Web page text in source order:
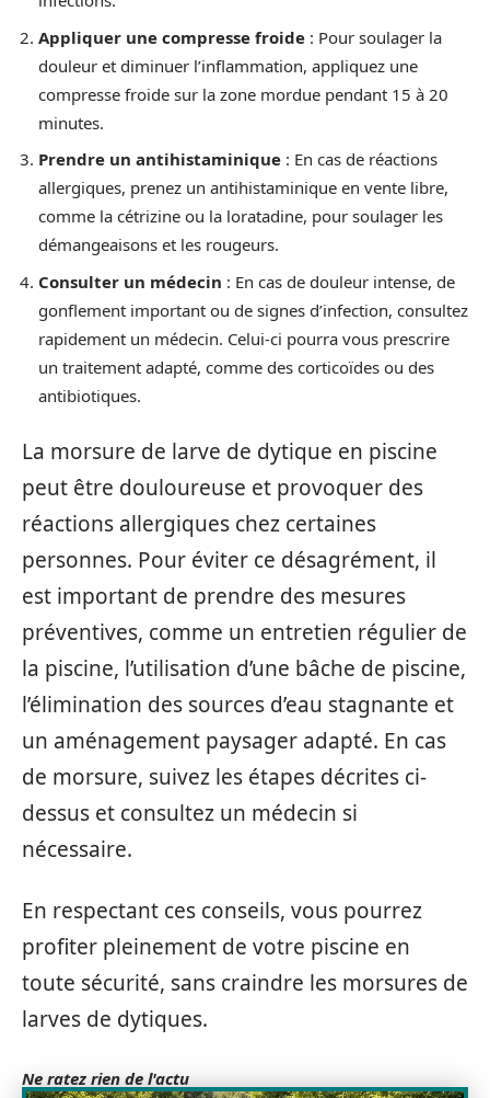
Appliquer une compresse froide : Pour soulager la
douleur et diminuer l’inflammation, appliquez une
compresse froide sur la zone mordue pendant 15 à 20
minutes.
Prendre un antihistaminique : En cas de réactions
allergiques, prenez un antihistaminique en vente libre,
comme la cétrizine ou la loratadine, pour soulager les
démangeaisons et les rougeurs.
Consulter un médecin : En cas de douleur intense, de
gonflement important ou de signes d’infection, consultez
rapidement un médecin. Celui-ci pourra vous prescrire
un traitement adapté, comme des corticoïdes ou des
antibiotiques.
La morsure de larve de dytique en piscine
peut être douloureuse et provoquer des
réactions allergiques chez certaines
personnes. Pour éviter ce désagrément, il
est important de prendre des mesures
préventives, comme un entretien régulier de
la piscine, l’utilisation d’une bâche de piscine,
l’élimination des sources d’eau stagnante et
un aménagement paysager adapté. En cas
de morsure, suivez les étapes décrites ci-
dessus et consultez un médecin si
nécessaire.
En respectant ces conseils, vous pourrez
profiter pleinement de votre piscine en
toute sécurité, sans craindre les morsures de
larves de dytiques.
Ne ratez rien de l'actu